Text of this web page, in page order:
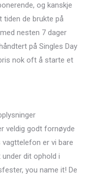
og kanskje
tiden de brukte på
nesten 7 dager
på Singles Day
nok oft å starte et
veldig godt fornøyde
er vi bare
dit ophold i
you name it! De